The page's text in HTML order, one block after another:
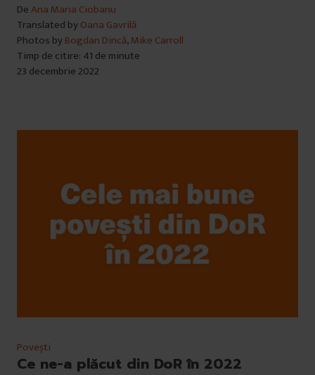
DeAna Maria Ciobanu
Translated byOana Gavrilă
Photos byBogdan Dincă,Mike Carroll
Timp de citire: 41 de minute
23 decembrie 2022
Povești
Ce ne-a plăcut din DoR în 2022